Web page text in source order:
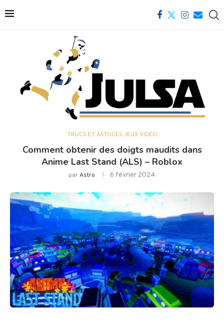
TRUCS ET ASTUCES JEUX VIDÉO
Comment obtenir des doigts maudits dans
Anime Last Stand (ALS) – Roblox
parAstro 6 février 2024